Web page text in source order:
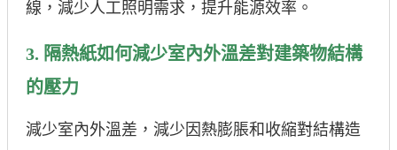
線，減少人工照明需求，提升能源效率。
3. 隔熱紙如何減少室內外溫差對建築物結構
的壓力
減少室內外溫差，減少因熱膨脹和收縮對結構造